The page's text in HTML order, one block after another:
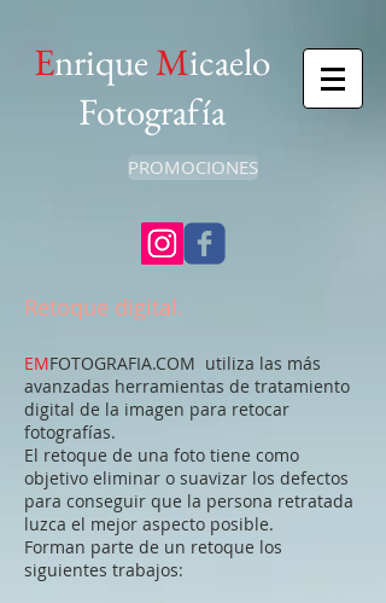
EnriqueMicaelo
Fotografía
PROMOCIONES
Retoque digital.
EMFOTOGRAFIA.COM utiliza las más
avanzadas herramientas de tratamiento
digital de la imagen para retocar
fotografías.
El retoque de una foto tiene como
objetivo eliminar o suavizar los defectos
para conseguir que la persona retratada
luzca el mejor aspecto posible.
Forman parte de un retoque los
siguientes trabajos: